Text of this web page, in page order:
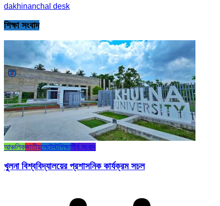
dakhinanchal desk
শিক্ষা সংবাদ
আঞ্চলিকজাতীয়লেটেস্টশিক্ষাশীর্ষ সংবাদ
খুলনা বিশ্ববিদ্যালয়ের প্রশাসনিক কার্যক্রম সচল